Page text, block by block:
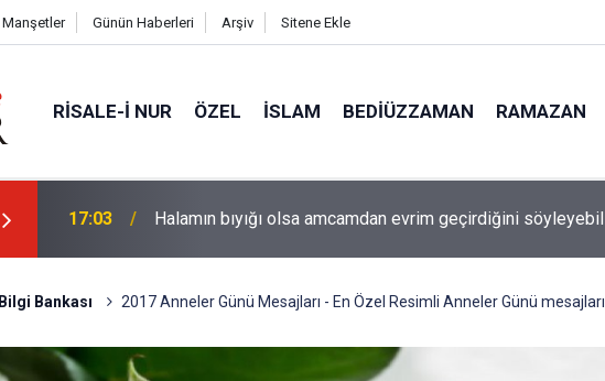
Manşetler Günün Haberleri Arşiv Sitene Ekle
RISALE-I NUR ÖZEL İSLAM BEDIÜZZAMAN RAMAZAN
16:05 Güneş Tutulması 12 Ağustos'ta: Türkiye'den görülecek mi?
Bilgi Bankası 2017 Anneler Günü Mesajları - En Özel Resimli Anneler Günü mesajları